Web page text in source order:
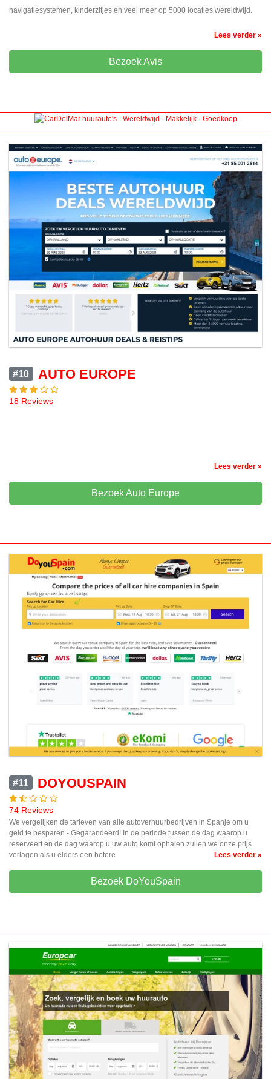
navigatiesystemen, kinderzitjes en veel meer op 5000 locaties wereldwijd.
Lees verder »
Bezoek Avis
#10 AUTO EUROPE
18 Reviews
Lees verder »
Bezoek Auto Europe
#11 DOYOUSPAIN
74 Reviews
We vergelijken de tarieven van alle autoverhuurbedrijven in Spanje om u
geld te besparen - Gegarandeerd! In de periode tussen de dag waarop u
reserveert en de dag waarop u uw auto komt ophalen zullen we onze prijs
verlagen als u elders een betere
Lees verder »
Bezoek DoYouSpain